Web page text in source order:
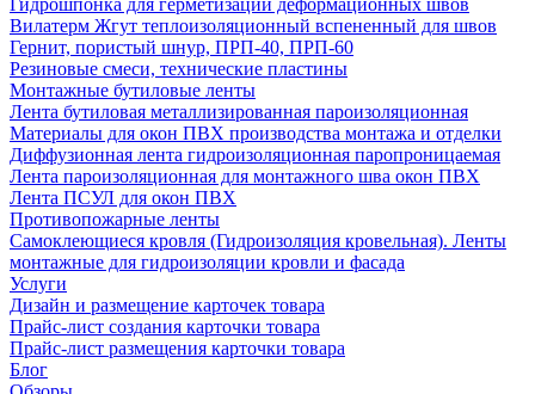
Гидрошпонка для герметизации деформационных швов
Вилатерм Жгут теплоизоляционный вспененный для швов
Гернит, пористый шнур, ПРП-40, ПРП-60
Резиновые смеси, технические пластины
Монтажные бутиловые ленты
Лента бутиловая металлизированная пароизоляционная
Материалы для окон ПВХ производства монтажа и отделки
Диффузионная лента гидроизоляционная паропроницаемая
Лента пароизоляционная для монтажного шва окон ПВХ
Лента ПСУЛ для окон ПВХ
Противопожарные ленты
Самоклеющиеся кровля (Гидроизоляция кровельная). Ленты
монтажные для гидроизоляции кровли и фасада
Услуги
Дизайн и размещение карточек товара
Прайс-лист создания карточки товара
Прайс-лист размещения карточки товара
Блог